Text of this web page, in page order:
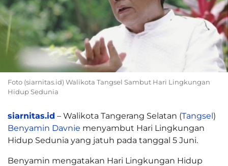
Foto (siarnitas.id) Walikota Tangsel Sambut Hari Lingkungan
Hidup Sedunia
siarnitas.id – Walikota Tangerang Selatan (Tangsel)
Benyamin Davnie menyambut Hari Lingkungan
Hidup Sedunia yang jatuh pada tanggal 5 Juni.
Benyamin mengatakan Hari Lingkungan Hidup